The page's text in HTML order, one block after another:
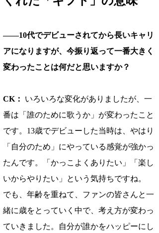
――10代でデビューされてから長いキャリ
アになりますが、今振り返って一番大きく
変わったことは何だと思いますか？
CK：
いろいろな変化がありましたが、一
番は「誰のために歌うか」が変わったこと
です。13歳でデビューした当時は、やはり
「自分のため」にやっている感覚が強かっ
たんです。「かっこよくありたい」「楽し
いからやりたい」という気持ちですね。
でも、年齢を重ねて、ファンの皆さんと一
緒に歳をとっていく中で、考え方が変わっ
ていきました。自分が誰かをハッピーにし